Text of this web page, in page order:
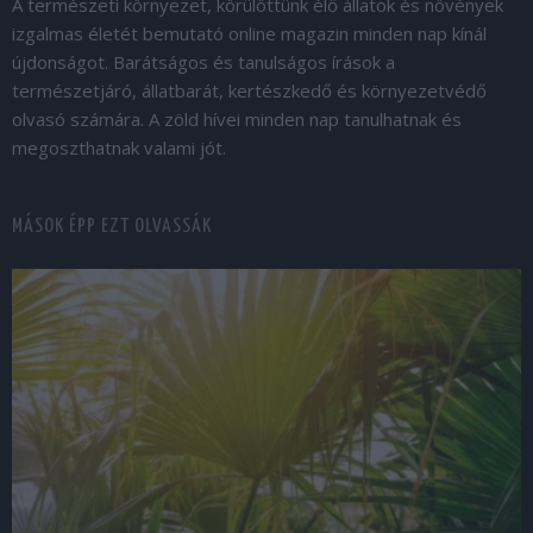
izgalmas életét bemutató online magazin minden nap kínál
újdonságot. Barátságos és tanulságos írások a
természetjáró, állatbarát, kertészkedő és környezetvédő
olvasó számára. A zöld hívei minden nap tanulhatnak és
megoszthatnak valami jót.
MÁSOK ÉPP EZT OLVASSÁK